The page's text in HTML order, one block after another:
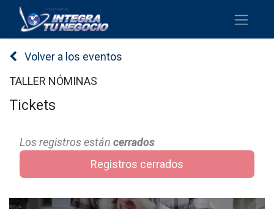
Volver a los eventos
TALLER NÓMINAS
Tickets
Los registros están cerrados
Registros cerrados